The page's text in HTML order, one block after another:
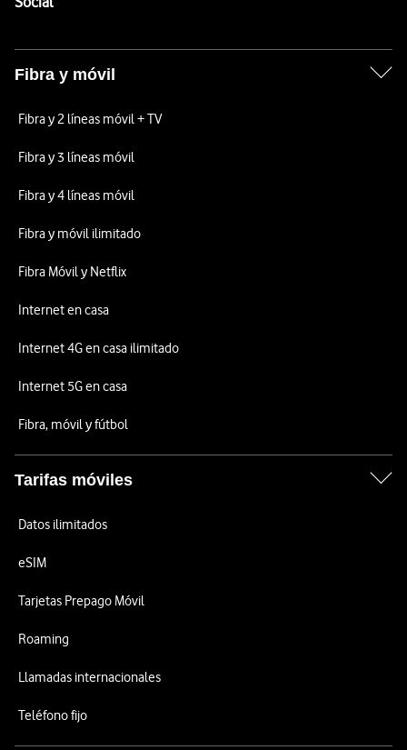
Fibra y móvil
Fibra y 2 líneas móvil + TV
Fibra y 3 líneas móvil
Fibra y 4 líneas móvil
Fibra y móvil ilimitado
Fibra Móvil y Netflix
Internet en casa
Internet 4G en casa ilimitado
Internet 5G en casa
Fibra, móvil y fútbol
Tarifas móviles
Datos ilimitados
eSIM
Tarjetas Prepago Móvil
Roaming
Llamadas internacionales
Teléfono fijo